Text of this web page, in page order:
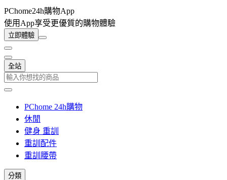
PChome24h購物App
使用App享受更優質的購物體驗
立即體驗
全站
PChome 24h購物
休閒
健身 重訓
重訓配件
重訓腰帶
分類